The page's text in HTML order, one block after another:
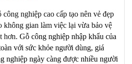
nghiệp cao cấp tạo nên vẻ đẹp
không gian làm việc lại vừa bảo vệ
hơn. Gỗ công nghiệp nhập khẩu của
với sức khỏe người dùng, giá
nghiệp ngày càng được nhiều người